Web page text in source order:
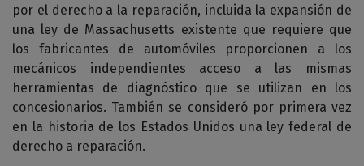
por el derecho a la reparación, incluida la expansión de
una ley de Massachusetts existente que requiere que
los fabricantes de automóviles proporcionen a los
mecánicos independientes acceso a las mismas
herramientas de diagnóstico que se utilizan en los
concesionarios. También se consideró por primera vez
en la historia de los Estados Unidos una ley federal de
derecho a reparación.